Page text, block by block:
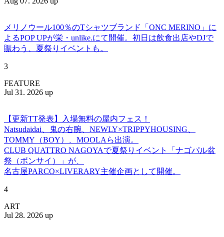
メリノウール100％のTシャツブランド「ONC MERINO」に
よるPOP UPが栄・unlike.にて開催。初日は飲食出店やDJで
賑わう、夏祭りイベントも。
3
FEATURE
Jul 31. 2026 up
【更新TT発表】入場無料の屋内フェス！
Natsudaidai、鬼の右腕、NEWLY×TRIPPYHOUSING、
TOMMY（BOY）、MOOLAら出演。
CLUB QUATTRO NAGOYAで夏祭りイベント「ナゴパル盆
祭（ボンサイ）」が、
名古屋PARCO×LIVERARY主催企画として開催。
4
ART
Jul 28. 2026 up